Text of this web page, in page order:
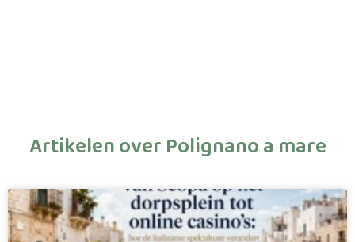
Artikelen over Polignano a mare